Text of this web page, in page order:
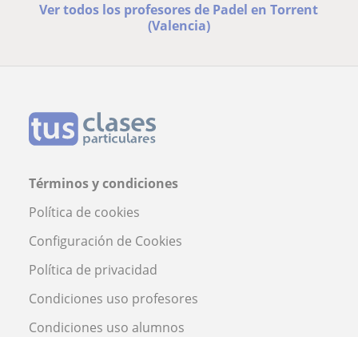
Ver todos los profesores de Padel en Torrent
(Valencia)
Términos y condiciones
Política de cookies
Configuración de Cookies
Política de privacidad
Condiciones uso profesores
Condiciones uso alumnos